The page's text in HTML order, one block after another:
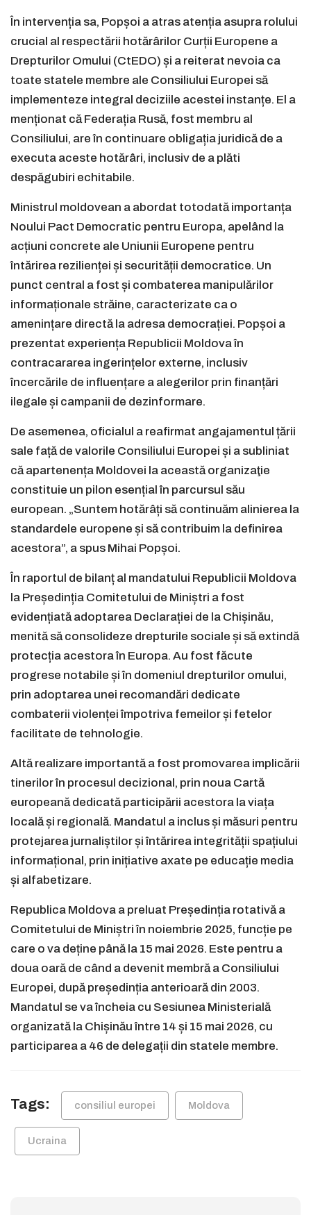
În intervenția sa, Popșoi a atras atenția asupra rolului
crucial al respectării hotărârilor Curții Europene a
Drepturilor Omului (CtEDO) și a reiterat nevoia ca
toate statele membre ale Consiliului Europei să
implementeze integral deciziile acestei instanțe. El a
menționat că Federația Rusă, fost membru al
Consiliului, are în continuare obligația juridică de a
executa aceste hotărâri, inclusiv de a plăti
despăgubiri echitabile.
Ministrul moldovean a abordat totodată importanța
Noului Pact Democratic pentru Europa, apelând la
acțiuni concrete ale Uniunii Europene pentru
întărirea rezilienței și securității democratice. Un
punct central a fost și combaterea manipulărilor
informaționale străine, caracterizate ca o
amenințare directă la adresa democrației. Popșoi a
prezentat experiența Republicii Moldova în
contracararea ingerințelor externe, inclusiv
încercările de influențare a alegerilor prin finanțări
ilegale și campanii de dezinformare.
De asemenea, oficialul a reafirmat angajamentul țării
sale față de valorile Consiliului Europei și a subliniat
că apartenența Moldovei la această organizaţie
constituie un pilon esențial în parcursul său
european. „Suntem hotărâți să continuăm alinierea la
standardele europene și să contribuim la definirea
acestora”, a spus Mihai Popșoi.
În raportul de bilanț al mandatului Republicii Moldova
la Președinția Comitetului de Miniștri a fost
evidențiată adoptarea Declarației de la Chișinău,
menită să consolideze drepturile sociale și să extindă
protecția acestora în Europa. Au fost făcute
progrese notabile și în domeniul drepturilor omului,
prin adoptarea unei recomandări dedicate
combaterii violenței împotriva femeilor și fetelor
facilitate de tehnologie.
Altă realizare importantă a fost promovarea implicării
tinerilor în procesul decizional, prin noua Cartă
europeană dedicată participării acestora la viața
locală și regională. Mandatul a inclus și măsuri pentru
protejarea jurnaliștilor și întărirea integrității spațiului
informațional, prin inițiative axate pe educație media
și alfabetizare.
Republica Moldova a preluat Președinția rotativă a
Comitetului de Miniștri în noiembrie 2025, funcție pe
care o va deține până la 15 mai 2026. Este pentru a
doua oară de când a devenit membră a Consiliului
Europei, după președinția anterioară din 2003.
Mandatul se va încheia cu Sesiunea Ministerială
organizată la Chișinău între 14 și 15 mai 2026, cu
participarea a 46 de delegații din statele membre.
Tags: consiliul europei Moldova
Ucraina